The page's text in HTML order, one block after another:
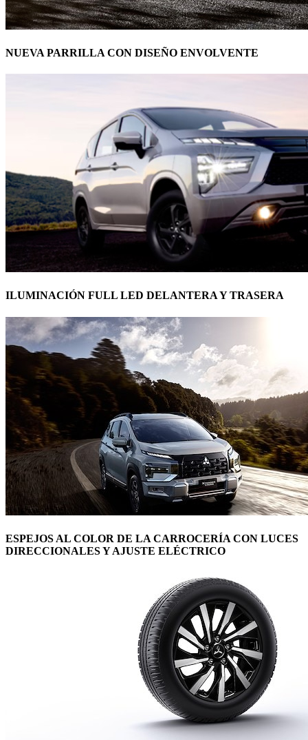
NUEVA PARRILLA CON DISEÑO ENVOLVENTE
ILUMINACIÓN FULL LED DELANTERA Y TRASERA
ESPEJOS AL COLOR DE LA CARROCERÍA CON LUCES
DIRECCIONALES Y AJUSTE ELÉCTRICO